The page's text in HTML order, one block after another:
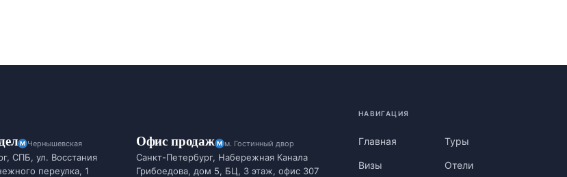
Чернышевская
СПБ, ул. Восстания
переулка, 1
Офис продаж м. Гостинный двор
Санкт-Петербург, Набережная Канала
Грибоедова, дом 5, БЦ, 3 этаж, офис 307
НАВИГАЦИЯ
Главная Туры
Визы Отели